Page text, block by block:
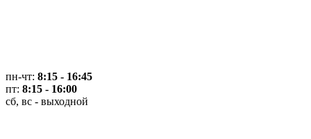
пн-чт: 8:15 - 16:45
пт: 8:15 - 16:00
сб, вс - выходной